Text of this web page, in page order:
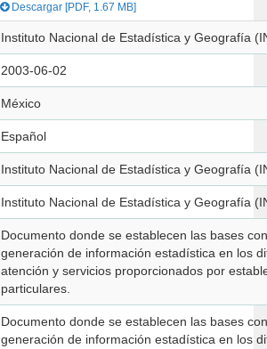
Descargar [PDF, 1.67 MB]
Instituto Nacional de Estadística y Geografía
2003-06-02
México
Español
Instituto Nacional de Estadística y Geografía
Instituto Nacional de Estadística y Geografía
Documento donde se establecen las bases
generación de información estadística en los
atención y servicios proporcionados por
particulares.
Documento donde se establecen las bases
generación de información estadística en los